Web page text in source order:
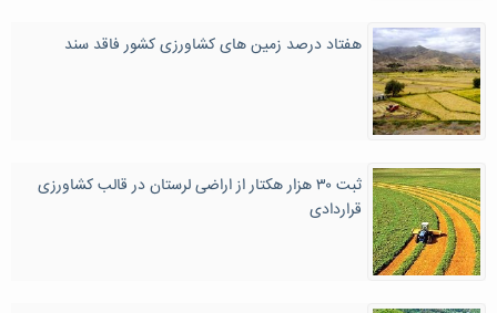
هفتاد درصد زمین های کشاورزی کشور فاقد سند
ثبت ۳۰ هزار هکتار از اراضی لرستان در قالب کشاورزی
قراردادی